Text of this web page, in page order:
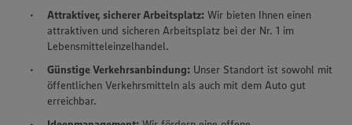
Attraktiver, sicherer Arbeitsplatz: Wir bieten Ihnen einen
attraktiven und sicheren Arbeitsplatz bei der Nr. 1 im
Lebensmitteleinzelhandel.
Günstige Verkehrsanbindung: Unser Standort ist sowohl mit
öffentlichen Verkehrsmitteln als auch mit dem Auto gut
erreichbar.